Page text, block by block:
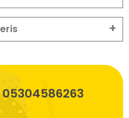
05304586263